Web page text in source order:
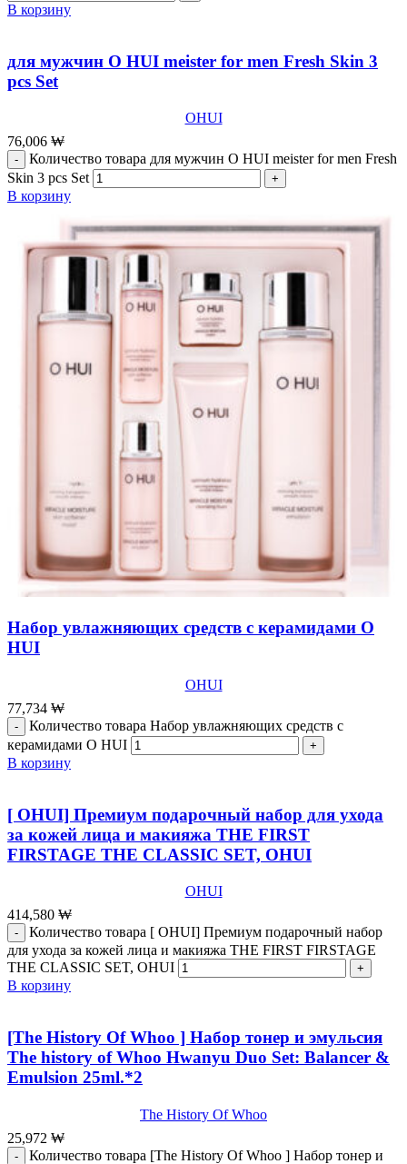
В корзину
для мужчин O HUI meister for men Fresh Skin 3
pcs Set
OHUI
76,006 ₩
Количество товара для мужчин O HUI meister for men Fresh
Skin 3 pcs Set
В корзину
Набор увлажняющих средств с керамидами O
HUI
OHUI
77,734 ₩
Количество товара Набор увлажняющих средств с
керамидами O HUI
В корзину
[ OHUI] Премиум подарочный набор для ухода
за кожей лица и макияжа THE FIRST
FIRSTAGE THE CLASSIC SET, OHUI
OHUI
414,580 ₩
Количество товара [ OHUI] Премиум подарочный набор
для ухода за кожей лица и макияжа THE FIRST FIRSTAGE
THE CLASSIC SET, OHUI
В корзину
[The History Of Whoo ] Набор тонер и эмульсия
The history of Whoo Hwanyu Duo Set: Balancer &
Emulsion 25ml.*2
The History Of Whoo
25,972 ₩
Количество товара [The History Of Whoo ] Набор тонер и